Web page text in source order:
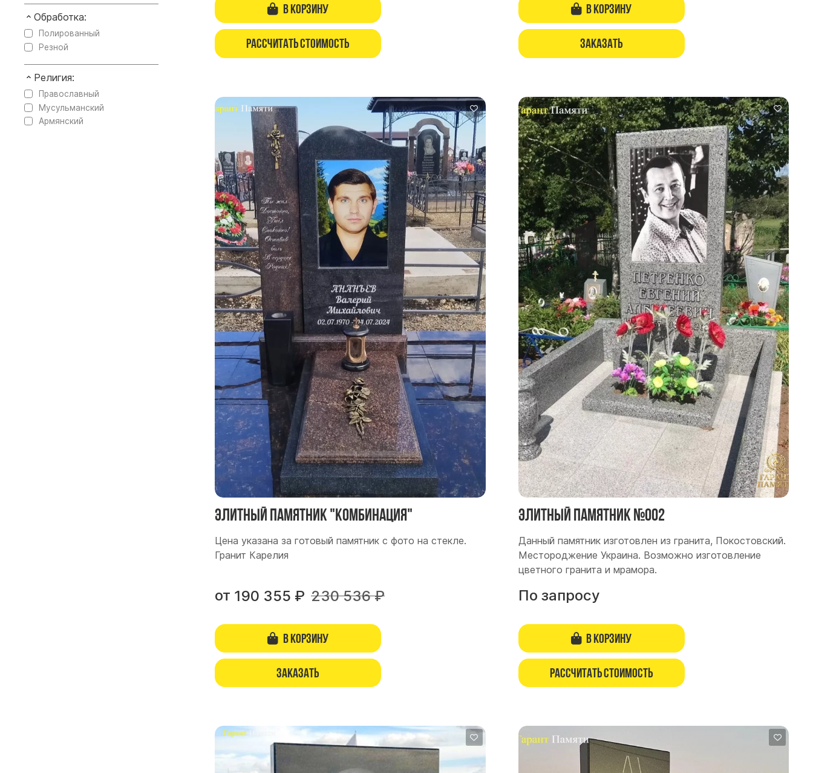
В корзину
Рассчитать стоимость
В корзину
Заказать
Элитный памятник "Комбинация"
Цена указана за готовый памятник с фото на стекле.
Гранит Карелия
от 190 355 ₽ 230 536 ₽
В корзину
Заказать
Элитный памятник №002
Данный памятник изготовлен из гранита, Покостовский.
Местороджение Украина. Возможно изготовление
цветного гранита и мрамора.
По запросу
В корзину
Рассчитать стоимость
Обработка:
Полированный
Резной
Религия:
Православный
Мусульманский
Армянский